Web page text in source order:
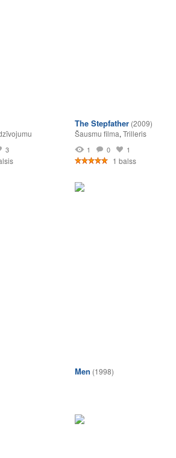
3
The Stepfather (2009)
Šausmu filma, Trilleris
1 0 1
1 balss
Men (1998)